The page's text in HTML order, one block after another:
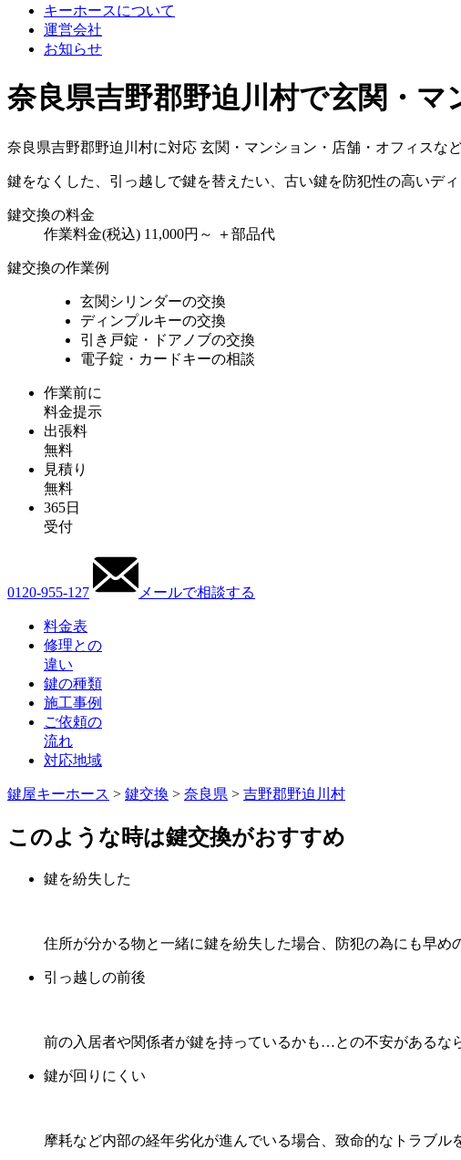
キーホースについて
運営会社
お知らせ
奈良県吉野郡野迫川村で玄関・
奈良県吉野郡野迫川村に対応 玄関・マンション・店舗・オフィスな
鍵をなくした、引っ越しで鍵を替えたい、古い鍵を防犯性の高いデ
鍵交換の料金
作業料金(税込) 11,000円～ ＋部品代
鍵交換の作業例
玄関シリンダーの交換
ディンプルキーの交換
引き戸錠・ドアノブの交換
電子錠・カードキーの相談
作業前に
料金提示
出張料
無料
見積り
無料
365日
受付
0120-955-127 メールで相談する
料金表
修理との
違い
鍵の種類
施工事例
ご依頼の
流れ
対応地域
鍵屋キーホース > 鍵交換 > 奈良県 > 吉野郡野迫川村
このような時は鍵交換がおすすめ
鍵を紛失した
住所が分かる物と一緒に鍵を紛失した場合、防犯の為にも早め
引っ越しの前後
前の入居者や関係者が鍵を持っているかも…との不安があるな
鍵が回りにくい
摩耗など内部の経年劣化が進んでいる場合、致命的なトラブル